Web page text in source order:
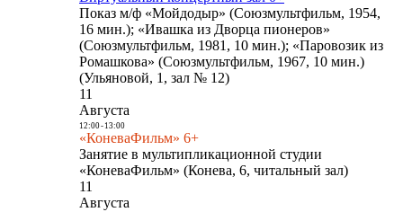
Показ м/ф «Мойдодыр» (Союзмультфильм, 1954,
16 мин.); «Ивашка из Дворца пионеров»
(Союзмультфильм, 1981, 10 мин.); «Паровозик из
Ромашкова» (Союзмультфильм, 1967, 10 мин.)
(Ульяновой, 1, зал № 12)
11
Августа
12:00- 13:00
«КоневаФильм» 6+
Занятие в мультипликационной студии
«КоневаФильм» (Конева, 6, читальный зал)
11
Августа